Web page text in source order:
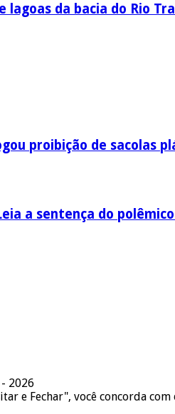
da bacia do Rio
proibição de sacolas
a sentença do
2026
e Fechar", você concorda